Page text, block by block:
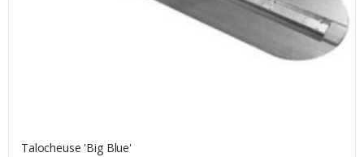
Talocheuse 'Big Blue'